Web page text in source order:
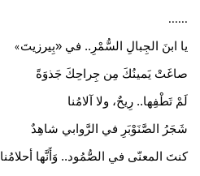
......
يا ابنَ الجِبالِ السُّمْرِ.. في «بِيرزيتَ»
صاغَتْ يَمينُكَ مِن جِراحِكَ جَذوَةً
لَمْ تَطْفِها.. رِيحٌ، ولا آلامُنا
شَجَرُ الصَّنَوْبَرِ في الرَّوابي شاهِدٌ
كنتَ المعنّى في الصُّمُود.. وَأَنَّها أحلامُنا